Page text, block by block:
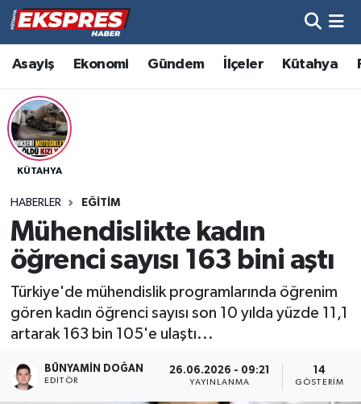
Asayiş Ekonomi Gündem İlçeler Kütahya
KÜTAHYA
HABERLER EĞITIM
Mühendislikte kadın
öğrenci sayısı 163 bini aştı
Türkiye'de mühendislik programlarında öğrenim
gören kadın öğrenci sayısı son 10 yılda yüzde 11,1
artarak 163 bin 105'e ulaştı...
BÜNYAMIN DOĞAN
EDITÖR
26.06.2026 - 09:21
YAYINLANMA
14
GÖSTERIM
Altıntaş
Asayiş
Aslanapa
Bölge
Çavdarhisar
Domaniç
Hava Durumu
Trafik Durumu
Süper Lig Puan Durumu ve Fikstür
Son Dakika Haberleri
Haber Arşivi